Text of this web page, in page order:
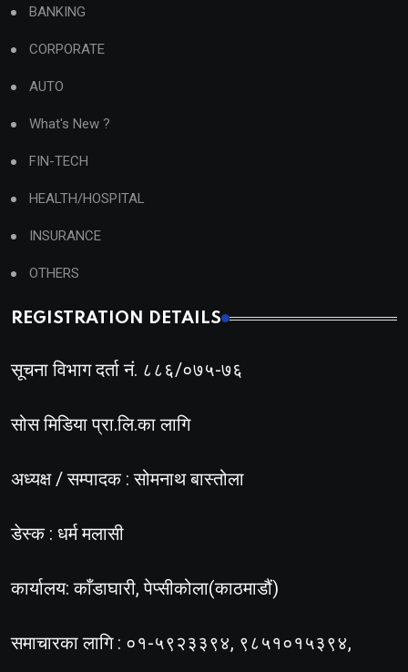
BANKING
CORPORATE
AUTO
What's New ?
FIN-TECH
HEALTH/HOSPITAL
INSURANCE
OTHERS
REGISTRATION DETAILS
सूचना विभाग दर्ता नं. ८८६/०७५-७६
सोस मिडिया प्रा.लि.का लागि
अध्यक्ष / सम्पादक : सोमनाथ बास्तोला
डेस्क : धर्म मलासी
कार्यालय: काँडाघारी, पेप्सीकोला(काठमाडौं)
समाचारका लागि : ०१-५९२३३९४, ९८५१०१५३९४,